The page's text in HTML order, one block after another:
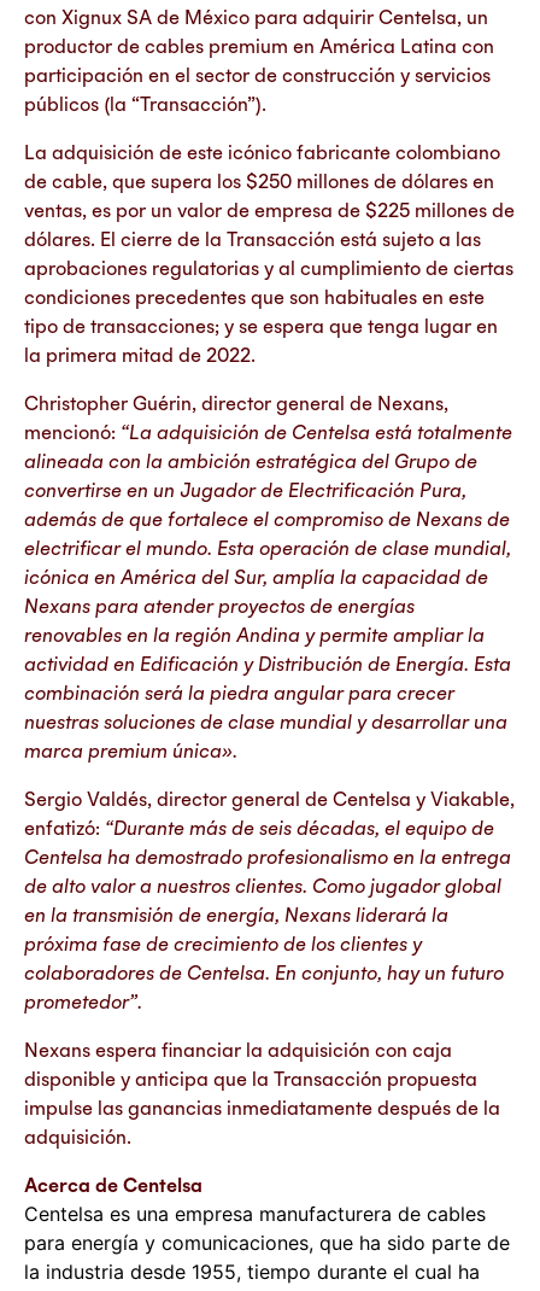
con Xignux SA de México para adquirir Centelsa, un
productor de cables premium en América Latina con
participación en el sector de construcción y servicios
públicos (la “Transacción”).
La adquisición de este icónico fabricante colombiano
de cable, que supera los $250 millones de dólares en
ventas, es por un valor de empresa de $225 millones de
dólares. El cierre de la Transacción está sujeto a las
aprobaciones regulatorias y al cumplimiento de ciertas
condiciones precedentes que son habituales en este
tipo de transacciones; y se espera que tenga lugar en
la primera mitad de 2022.
Christopher Guérin, director general de Nexans,
mencionó: “La adquisición de Centelsa está totalmente
alineada con la ambición estratégica del Grupo de
convertirse en un Jugador de Electrificación Pura,
además de que fortalece el compromiso de Nexans de
electrificar el mundo. Esta operación de clase mundial,
icónica en América del Sur, amplía la capacidad de
Nexans para atender proyectos de energías
renovables en la región Andina y permite ampliar la
actividad en Edificación y Distribución de Energía. Esta
combinación será la piedra angular para crecer
nuestras soluciones de clase mundial y desarrollar una
marca premium única».
Sergio Valdés, director general de Centelsa y Viakable,
enfatizó: “Durante más de seis décadas, el equipo de
Centelsa ha demostrado profesionalismo en la entrega
de alto valor a nuestros clientes. Como jugador global
en la transmisión de energía, Nexans liderará la
próxima fase de crecimiento de los clientes y
colaboradores de Centelsa. En conjunto, hay un futuro
prometedor”.
Nexans espera financiar la adquisición con caja
disponible y anticipa que la Transacción propuesta
impulse las ganancias inmediatamente después de la
adquisición.
Acerca de Centelsa
Centelsa es una empresa manufacturera de cables
para energía y comunicaciones, que ha sido parte de
la industria desde 1955, tiempo durante el cual ha